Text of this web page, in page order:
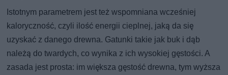
Istotnym parametrem jest też wspomniana wcześniej
kaloryczność, czyli ilość energii cieplnej, jaką da się
uzyskać z danego drewna. Gatunki takie jak buk i dąb
należą do twardych, co wynika z ich wysokiej gęstości. A
zasada jest prosta: im większa gęstość drewna, tym wyższa